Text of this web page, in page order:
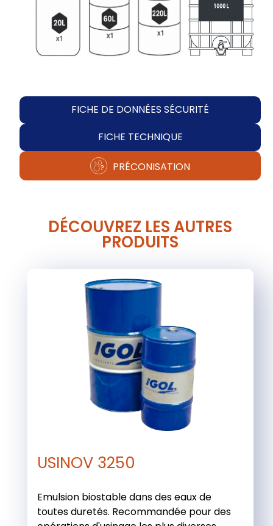
FICHE DE DONNÉES SÉCURITÉ
FICHE TECHNIQUE
PRÉCONISATION
DÉCOUVREZ LES AUTRES
PRODUITS
USINOV 3250
Emulsion biostable dans des eaux de
toutes duretés. Recommandée pour des